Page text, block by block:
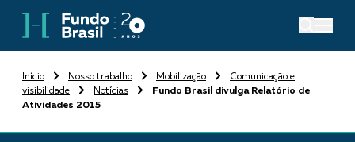
Início Nosso trabalho Mobilização
Comunicação e
visibilidade
Notícias
Fundo Brasil divulga Relatório de
Atividades 2015